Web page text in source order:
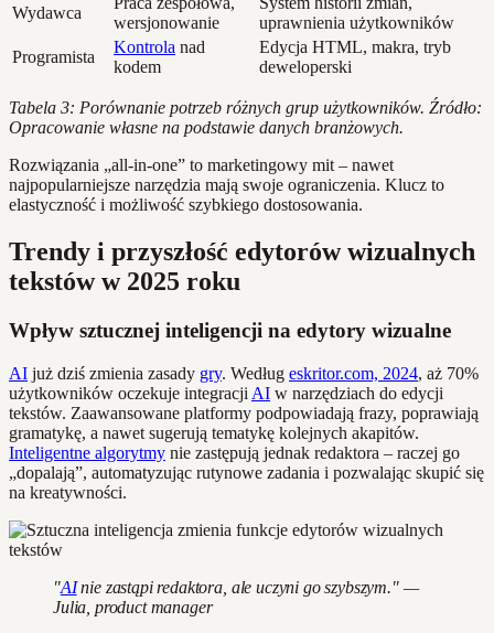
Wydawca
wersjonowanie
uprawnienia użytkowników
Programista
Kontrola nad
kodem
Edycja HTML, makra, tryb
deweloperski
Tabela 3: Porównanie potrzeb różnych grup użytkowników. Źródło:
Opracowanie własne na podstawie danych branżowych.
Rozwiązania „all-in-one” to marketingowy mit – nawet
najpopularniejsze narzędzia mają swoje ograniczenia. Klucz to
elastyczność i możliwość szybkiego dostosowania.
Trendy i przyszłość edytorów wizualnych
tekstów w 2025 roku
Wpływ sztucznej inteligencji na edytory wizualne
AI już dziś zmienia zasady gry. Według eskritor.com, 2024, aż 70%
użytkowników oczekuje integracji AI w narzędziach do edycji
tekstów. Zaawansowane platformy podpowiadają frazy, poprawiają
gramatykę, a nawet sugerują tematykę kolejnych akapitów.
Inteligentne algorytmy nie zastępują jednak redaktora – raczej go
„dopalają”, automatyzując rutynowe zadania i pozwalając skupić się
na kreatywności.
"AInie zastąpi redaktora, ale uczyni go szybszym." —
Julia, product manager